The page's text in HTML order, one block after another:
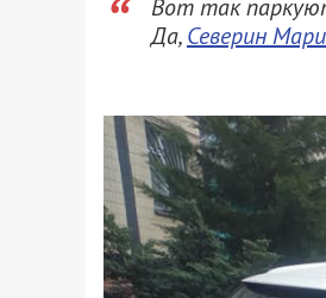
Вот так
Да,Северин